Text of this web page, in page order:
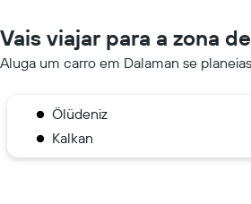
Vais viajar para a zona
Aluga um carro em Dalaman se
Ölüdeniz
Kalkan